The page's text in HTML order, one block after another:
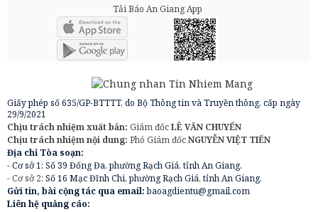
Tải Báo An Giang App
Giấy phép số 635/GP-BTTTT, do Bộ Thông tin và Truyền thông, cấp ngày
29/9/2021
Chịu trách nhiệm xuất bản: Giám đốcLÊ VĂN CHUYỂN
Chịu trách nhiệm nội dung: Phó Giám đốcNGUYỄN VIỆT TIẾN
Địa chỉ Tòa soạn:
- Cơ sở 1: Số 39 Đống Đa, phường Rạch Giá, tỉnh An Giang.
- Cơ sở 2: Số 16 Mạc Đĩnh Chi, phường Rạch Giá, tỉnh An Giang.
Gửi tin, bài cộng tác qua email:baoagdientu@gmail.com
Liên hệ quảng cáo: